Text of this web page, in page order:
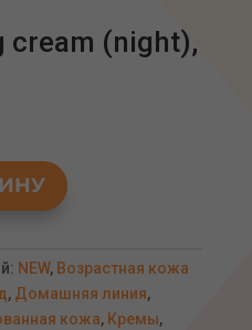
cream (night),
NEW, Возрастная кожа
, Домашняя линия,
кожа, Кремы,